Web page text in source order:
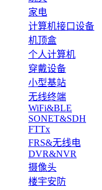
家电
计算机接口设备
机顶盒
个人计算机
穿戴设备
小型基站
无线终端
WiFi&BLE
SONET&SDH
FTTx
FRS&无线电
DVR&NVR
摄像头
楼宇安防